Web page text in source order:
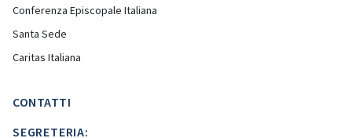
Conferenza Episcopale Italiana
Santa Sede
Caritas Italiana
CONTATTI
SEGRETERIA: